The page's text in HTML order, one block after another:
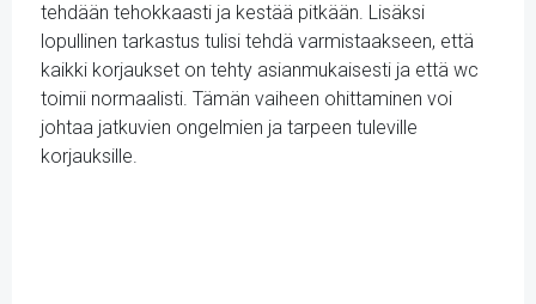
tehdään tehokkaasti ja kestää pitkään. Lisäksi
lopullinen tarkastus tulisi tehdä varmistaakseen, että
kaikki korjaukset on tehty asianmukaisesti ja että wc
toimii normaalisti. Tämän vaiheen ohittaminen voi
johtaa jatkuvien ongelmien ja tarpeen tuleville
korjauksille.